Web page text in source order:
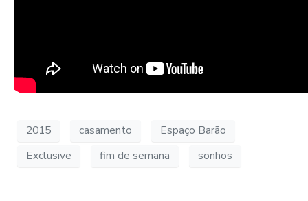
2015 casamento
Espaço Barão
Exclusive
fim de semana sonhos